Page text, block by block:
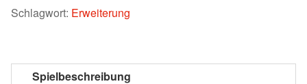
Schlagwort: Erweiterung
Spielbeschreibung